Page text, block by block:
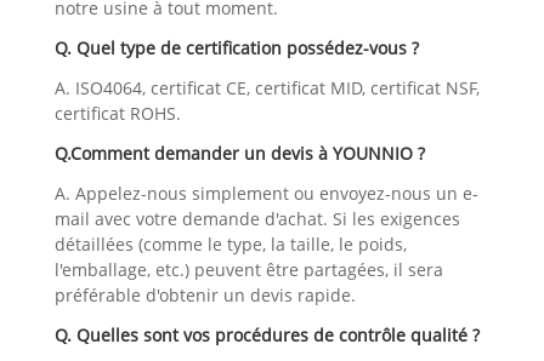
notre usine à tout moment.
Q. Quel type de certification possédez-vous ?
A. ISO4064, certificat CE, certificat MID, certificat NSF,
certificat ROHS.
Q.Comment demander un devis à YOUNNIO ?
A. Appelez-nous simplement ou envoyez-nous un e-
mail avec votre demande d'achat. Si les exigences
détaillées (comme le type, la taille, le poids,
l'emballage, etc.) peuvent être partagées, il sera
préférable d'obtenir un devis rapide.
Q. Quelles sont vos procédures de contrôle qualité ?